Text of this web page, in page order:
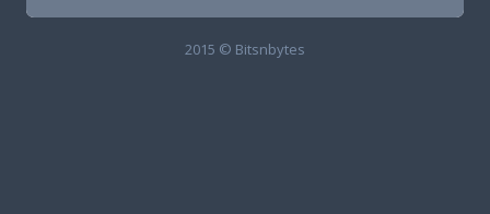
2015 © Bitsnbytes